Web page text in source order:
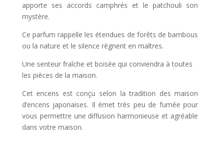
apporte ses accords camphrés et le patchouli son
mystère.
Ce parfum rappelle les étendues de forêts de bambous
ou la nature et le silence règnent en maîtres.
Une senteur fraîche et boisée qui conviendra à toutes
les pièces de la maison.
Cet encens est conçu selon la tradition des maison
d’encens japonaises. Il émet très peu de fumée pour
vous permettre une diffusion harmonieuse et agréable
dans votre maison.